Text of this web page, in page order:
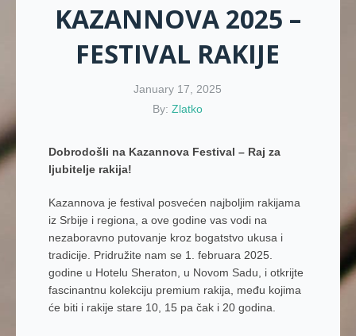
KAZANNOVA 2025 –
FESTIVAL RAKIJE
January 17, 2025
By:Zlatko
Dobrodošli na Kazannova Festival – Raj za
ljubitelje rakija!
Kazannova je festival posvećen najboljim rakijama
iz Srbije i regiona, a ove godine vas vodi na
nezaboravno putovanje kroz bogatstvo ukusa i
tradicije. Pridružite nam se 1. februara 2025.
godine u Hotelu Sheraton, u Novom Sadu, i otkrijte
fascinantnu kolekciju premium rakija, među kojima
će biti i rakije stare 10, 15 pa čak i 20 godina.